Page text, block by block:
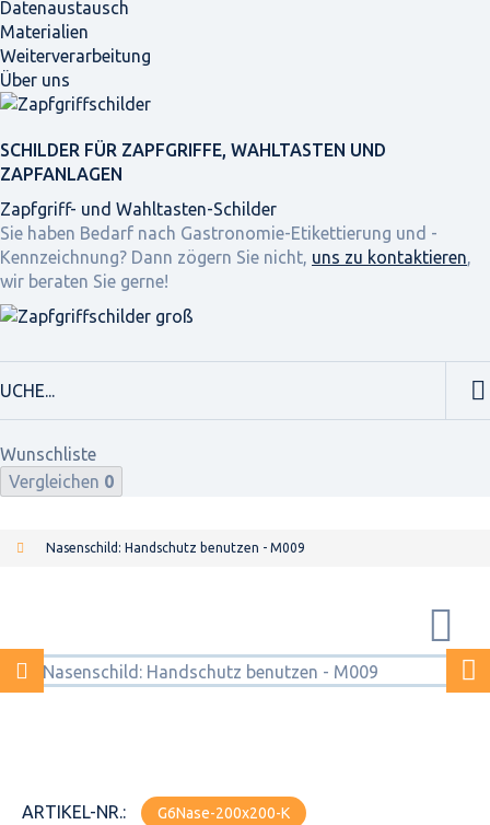
Datenaustausch
Materialien
Weiterverarbeitung
Über uns
SCHILDER FÜR ZAPFGRIFFE, WAHLTASTEN UND
ZAPFANLAGEN
Zapfgriff- und Wahltasten-Schilder
Sie haben Bedarf nach Gastronomie-Etikettierung und -
Kennzeichnung? Dann zögern Sie nicht, uns zu kontaktieren,
wir beraten Sie gerne!
Wunschliste
Vergleichen 0
Nasenschild: Handschutz benutzen - M009
ARTIKEL-NR.: G6Nase-200x200-K